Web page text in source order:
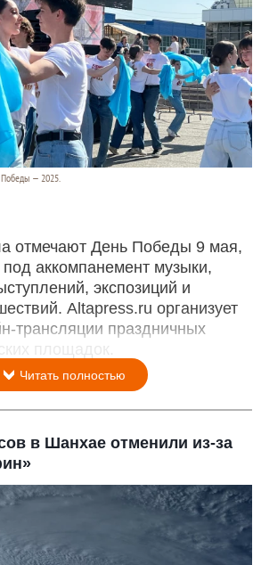
— 2025.
отмечают День Победы 9 мая,
аккомпанемент музыки,
экспозиций и
Altapress.ru организует
трансляции праздничных
площадок.
Читать полностью
в Шанхае отменили из-за